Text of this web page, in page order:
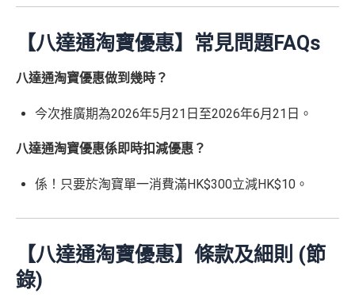
【八達通淘寶優惠】常見問題FAQs
八達通淘寶優惠做到幾時？
今次推廣期為2026年5月21日至2026年6月21日。
八達通淘寶優惠係即時扣減優惠？
係！只要於淘寶單一消費滿HK$300立減HK$10。
【八達通淘寶優惠】條款及細則 (節
錄)